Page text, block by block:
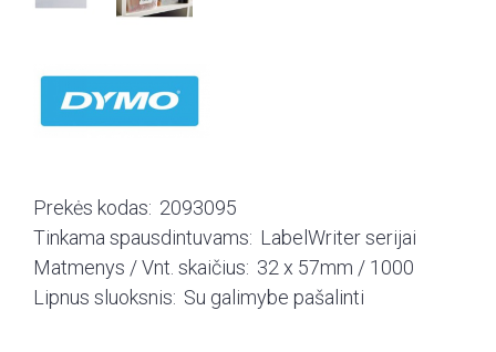
Prekės kodas: 2093095
Tinkama spausdintuvams: LabelWriter serijai
Matmenys / Vnt. skaičius: 32 x 57mm / 1000
Lipnus sluoksnis: Su galimybe pašalinti